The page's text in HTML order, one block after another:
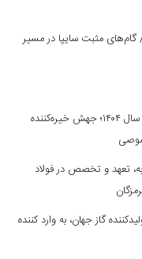
مثبت سایپا در مسیر
کارنامه درخشان «بانک ایران زمین» در نیمه اول سال ۱۴۰۴؛ جهش خیره‌کننده
تعهد و تخصص در فولاد
گاز جهان، به وارد کننده